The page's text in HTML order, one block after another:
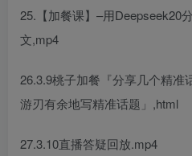
25.【加餐课】–用Deepseek20
文,mp4
26.3.9桃子加餐『分享几个精准
游刃有余地写精准话题」,html
27.3.10直播答疑回放.mp4